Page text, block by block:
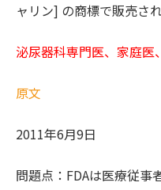
ャリン] の商標で販売さ
泌尿器科専門医、家庭医
原文
2011年6月9日
問題点：FDAは医療従事